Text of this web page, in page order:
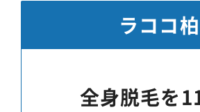
ラココ
全身脱毛を